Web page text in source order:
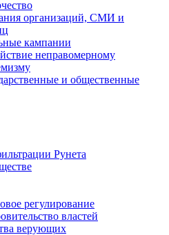
организаций, СМИ и
кампании
неправомерному
и общественные
Рунета
регулирование
властей
верующих